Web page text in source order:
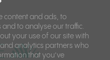
content and ads, to
to analyse our traffic.
your use of our site with
analytics partners who
that you’ve